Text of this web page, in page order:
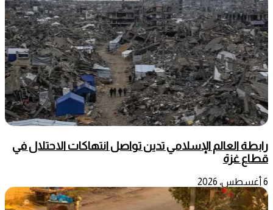
رابطة العالم الإسلامي تدين تواصل انتهاكات الاحتلال في
قطاع غزة
6 أغسطس، 2026